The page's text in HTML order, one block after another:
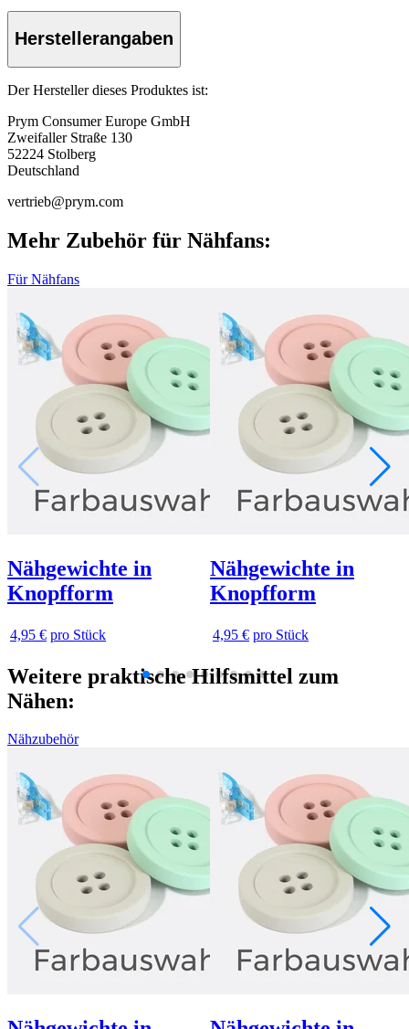
Herstellerangaben
Der Hersteller dieses Produktes ist:
Prym Consumer Europe GmbH
Zweifaller Straße 130
52224 Stolberg
Deutschland
vertrieb@prym.com
Mehr Zubehör für Nähfans:
Für Nähfans
Nähgewichte in
Knopfform
4,95 € pro Stück
Nähgewichte in
Knopfform
4,95 € pro Stück
Weitere praktische Hilfsmittel zum
Nähen:
Nähzubehör